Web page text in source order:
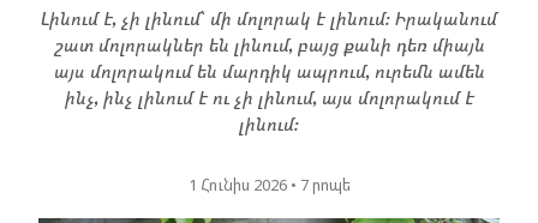
Լինում է, չի լինում՝ մի մոլորակ է լինում։ Իրականում
շատ մոլորակներ են լինում, բայց քանի դեռ միայն
այս մոլորակում են մարդիկ ապրում, ուրեմն ամեն
ինչ, ինչ լինում է ու չի լինում, այս մոլորակում է
լինում։
1 Հունիս 2026 • 7 րոպե